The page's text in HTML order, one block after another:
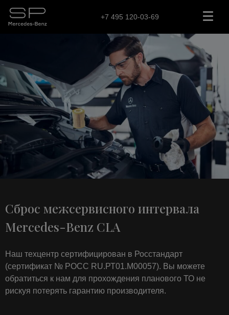
+7 495 120-03-69
Сброс межсервисного интервала
Mercedes-Benz CLA
Наш техцентр сертифицирован в Росстандарт
(сертификат № РОСС RU.РТ01.М00057). Вы можете
обратиться к нам для прохождения планового ТО не
рискуя потерять гарантию производителя.